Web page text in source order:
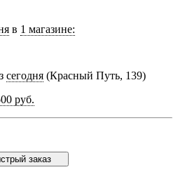
в 1 магазине:
сегодня (Красный Путь, 139)
руб.
заказ